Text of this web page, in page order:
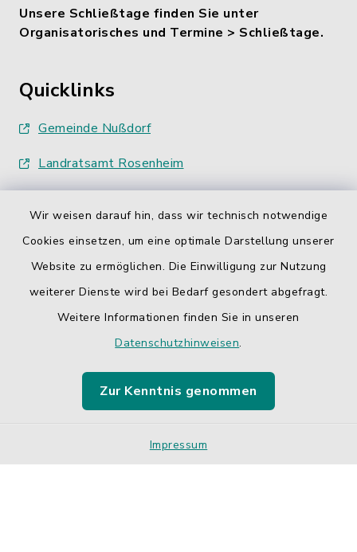
Wir weisen darauf hin, dass wir technisch notwendige
Cookies einsetzen, um eine optimale Darstellung unserer
Website zu ermöglichen. Die Einwilligung zur Nutzung
weiterer Dienste wird bei Bedarf gesondert abgefragt.
Weitere Informationen finden Sie in unseren
Datenschutzhinweisen.
Zur Kenntnis genommen
Impressum
Unsere Schließtage finden Sie unter
Organisatorisches und Termine > Schließtage.
Quicklinks
Gemeinde Nußdorf
Landratsamt Rosenheim
Barrierefreiheit
Sitemap